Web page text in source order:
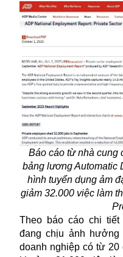
Báo cáo từ nhà cung
bảng lương Automatic
hình tuyển dụng ảm
giảm 32.000 việc làm
Theo báo cáo chi
đang chịu ảnh
doanh nghiệp có từ 20